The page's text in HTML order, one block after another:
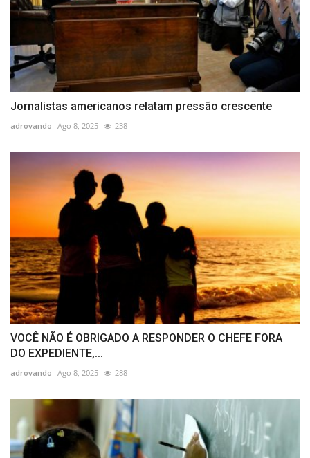
Jornalistas americanos relatam pressão crescente
adrovando Ago 8, 2025 238
VOCÊ NÃO É OBRIGADO A RESPONDER O CHEFE FORA
DO EXPEDIENTE,...
adrovando Ago 8, 2025 288